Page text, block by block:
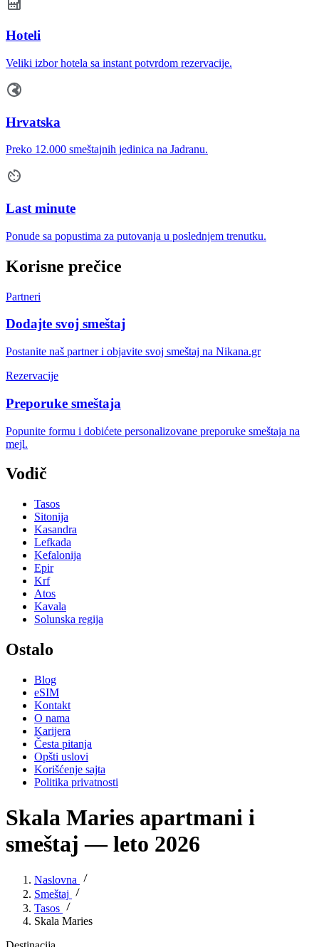
Hoteli
Veliki izbor hotela sa instant potvrdom rezervacije.
Hrvatska
Preko 12.000 smeštajnih jedinica na Jadranu.
Last minute
Ponude sa popustima za putovanja u poslednjem trenutku.
Korisne prečice
Partneri
Dodajte svoj smeštaj
Postanite naš partner i objavite svoj smeštaj na Nikana.gr
Rezervacije
Preporuke smeštaja
Popunite formu i dobićete personalizovane preporuke smeštaja na
mejl.
Vodič
Tasos
Sitonija
Kasandra
Lefkada
Kefalonija
Epir
Krf
Atos
Kavala
Solunska regija
Ostalo
Blog
eSIM
Kontakt
O nama
Karijera
Česta pitanja
Opšti uslovi
Korišćenje sajta
Politika privatnosti
Skala Maries apartmani i
smeštaj — leto 2026
Naslovna
Smeštaj
Tasos
Skala Maries